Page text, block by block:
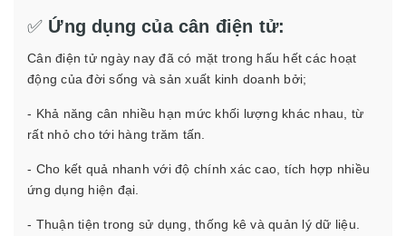
✅ Ứng dụng của cân điện tử:
Cân điện tử ngày nay đã có mặt trong hấu hết các hoạt
động của đời sống và sản xuất kinh doanh bởi;
- Khả năng cân nhiều hạn mức khối lượng khác nhau, từ
rất nhỏ cho tới hàng trăm tấn.
- Cho kết quả nhanh với độ chính xác cao, tích hợp nhiều
ứng dụng hiện đại.
- Thuận tiện trong sử dụng, thống kê và quản lý dữ liệu.